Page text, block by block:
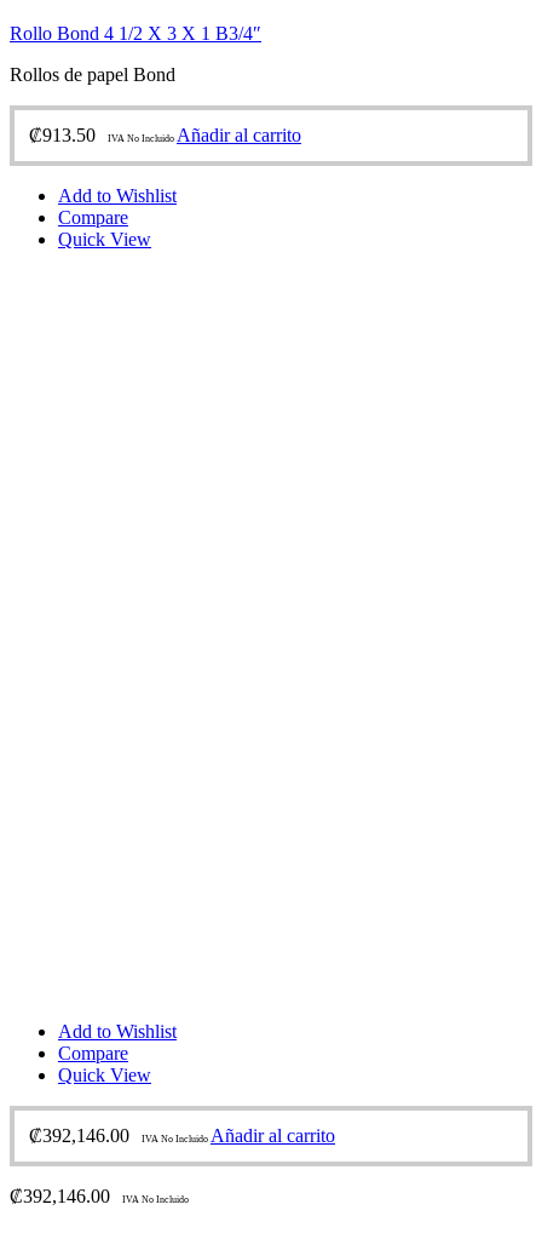
Rollo Bond 4 1/2 X 3 X 1 B3/4″
Rollos de papel Bond
₡913.50 IVA No Incluido Añadir al carrito
Add to Wishlist
Compare
Quick View
Add to Wishlist
Compare
Quick View
₡392,146.00 IVA No Incluido Añadir al carrito
₡392,146.00 IVA No Incluido